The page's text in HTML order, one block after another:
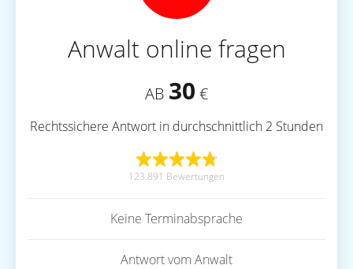
Anwalt online fragen
AB 30 €
Rechtssichere Antwort in durchschnittlich 2 Stunden
123.891 Bewertungen
Keine Terminabsprache
Antwort vom Anwalt